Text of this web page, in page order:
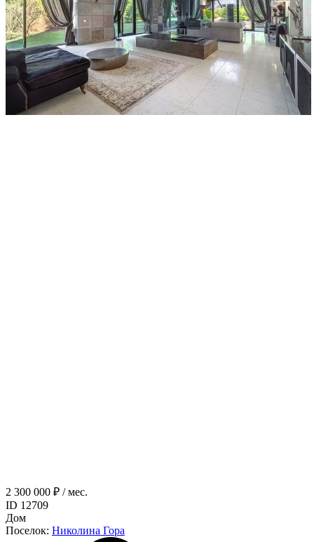
2 300 000 ₽ / мес.
ID 12709
Дом
Поселок: Николина Гора